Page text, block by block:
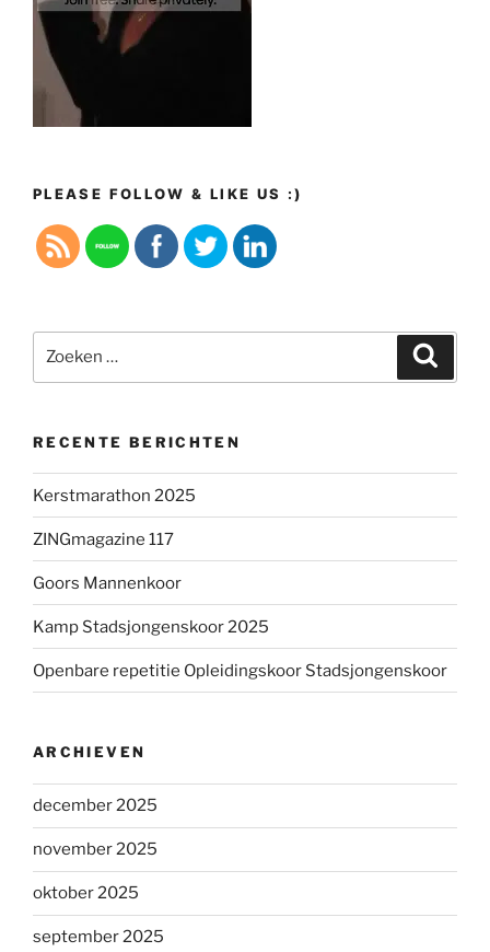
PLEASE FOLLOW & LIKE US :)
naar:
RECENTE BERICHTEN
Kerstmarathon 2025
ZINGmagazine 117
Goors Mannenkoor
Kamp Stadsjongenskoor 2025
Openbare repetitie Opleidingskoor Stadsjongenskoor
ARCHIEVEN
december 2025
november 2025
oktober 2025
september 2025